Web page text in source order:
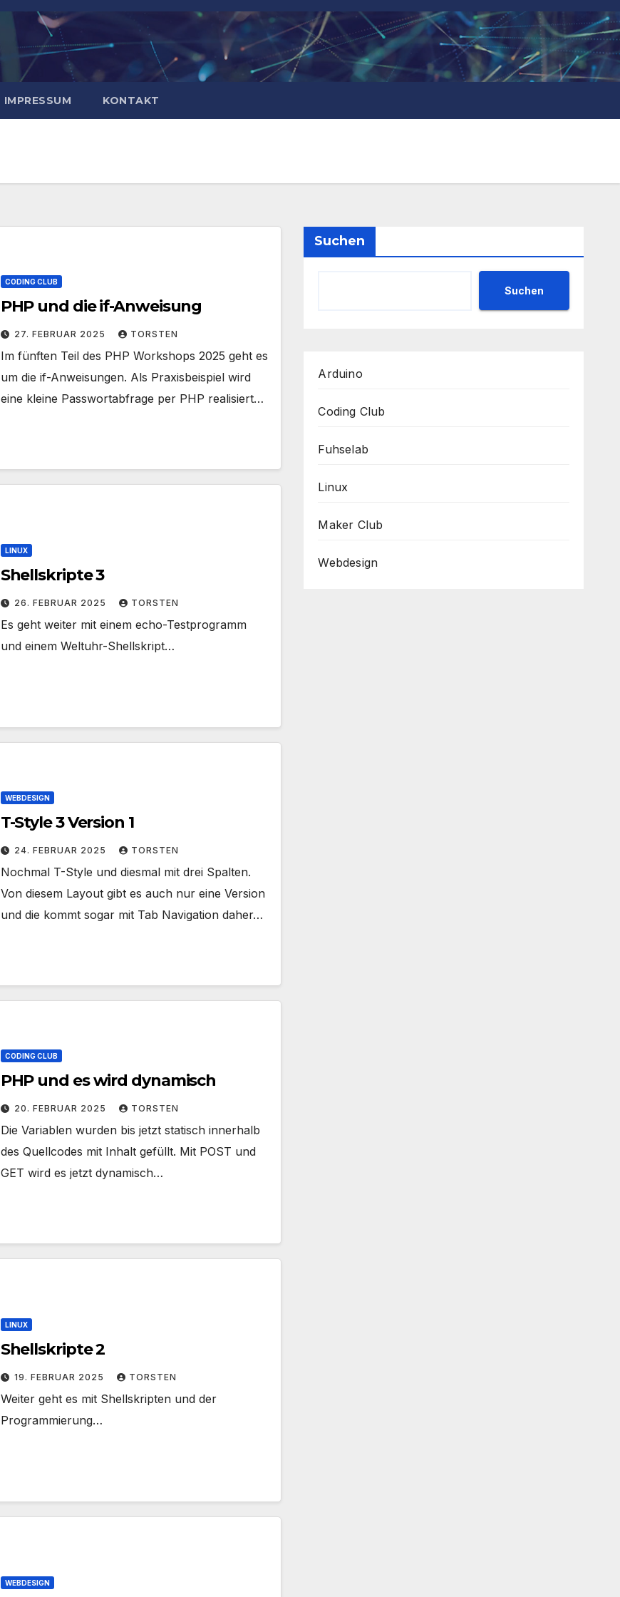
IMPRESSUM KONTAKT
CODING CLUB
PHP und die if-Anweisung
27. FEBRUAR 2025 TORSTEN
Im fünften Teil des PHP Workshops 2025 geht es
um die if-Anweisungen. Als Praxisbeispiel wird
eine kleine Passwortabfrage per PHP realisiert…
LINUX
Shellskripte 3
26. FEBRUAR 2025 TORSTEN
Es geht weiter mit einem echo-Testprogramm
und einem Weltuhr-Shellskript…
WEBDESIGN
T-Style 3 Version 1
24. FEBRUAR 2025 TORSTEN
Nochmal T-Style und diesmal mit drei Spalten.
Von diesem Layout gibt es auch nur eine Version
und die kommt sogar mit Tab Navigation daher…
CODING CLUB
PHP und es wird dynamisch
20. FEBRUAR 2025 TORSTEN
Die Variablen wurden bis jetzt statisch innerhalb
des Quellcodes mit Inhalt gefüllt. Mit POST und
GET wird es jetzt dynamisch…
LINUX
Shellskripte 2
19. FEBRUAR 2025 TORSTEN
Weiter geht es mit Shellskripten und der
Programmierung…
WEBDESIGN
Suchen
Suchen
Arduino
Coding Club
Fuhselab
Linux
Maker Club
Webdesign